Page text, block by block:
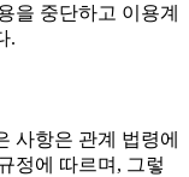
을 중단하고 이용계
.
사항은 관계 법령에
정에 따르며, 그렇